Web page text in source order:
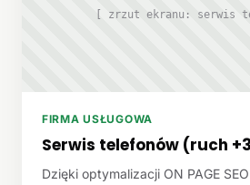
[ zrzut ekranu: serwis
FIRMA USŁUGOWA
Serwis telefonów (ruch
Dzięki optymalizacji ON PAGE